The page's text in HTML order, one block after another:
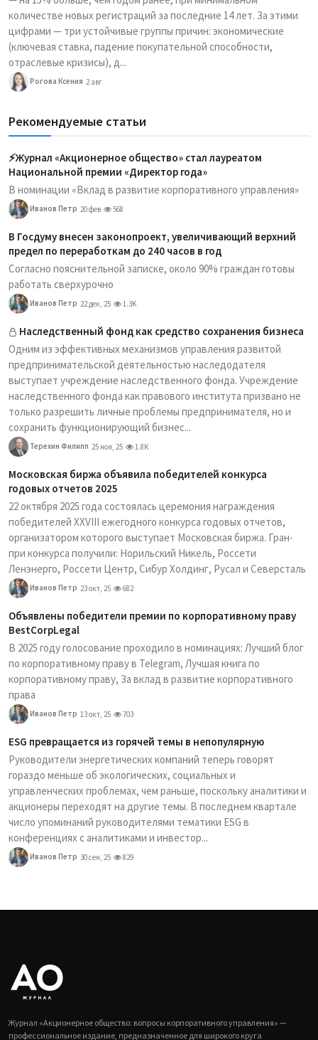
количестве новых регистраций за последние 14 лет. За этими
цифрами — три устойчивые группы причин: экономические
(ключевая ставка, падение покупательной способности,
отраслевые кризисы), д...
Рогова Ксения 2 авг
Рекомендуемые статьи
⚡️Журнал «Акционерное общество» стал лауреатом
Национальной премии «Директор года»
В номинации «Вклад в развитие корпоративного управления»
Иванов Петр 20 фев 568
В Госдуму внесен законопроект, увеличивающий верхний
предел по переработкам до 240 часов в год
Согласно пояснительной записке, около 90% граждан готовы
работать сверхурочно
Иванов Петр 22 дек, 25 1.3K
Наследственный фонд как средство сохранения бизнеса
Одним из эффективных механизмов управления развитой
предпринимательской деятельностью наследодателя
выступает учреждение наследственного фонда. Учреждение
наследственного фонда как правового института призвано не
только разрешить личные проблемы предпринимателя, но и
сохранить функционирующий бизнес...
Терехин Филипп 25 ноя, 25 1.8K
Московская биржа объявила победителей конкурса
годовых отчетов 2025
22 октября 2025 года состоялась церемония награждения
победителей XXVIII ежегодного конкурса годовых отчетов,
организатором которого выступает Московская биржа. Гран-
при конкурса получили: Норильский Никель, Россети
Ленэнерго, Россети Центр, Сибур Холдинг, Русал и Северсталь
Иванов Петр 23 окт, 25 682
Объявлены победители премии по корпоративному праву
BestCorpLegal
В 2025 году голосование проходило в номинациях: Лучший блог
по корпоративному праву в Telegram, Лучшая книга по
корпоративному праву, За вклад в развитие корпоративного
права
Иванов Петр 13 окт, 25 703
ESG превращается из горячей темы в непопулярную
Руководители энергетических компаний теперь говорят
гораздо меньше об экологических, социальных и
управленческих проблемах, чем раньше, поскольку аналитики и
акционеры переходят на другие темы. В последнем квартале
число упоминаний руководителями тематики ESG в
конференциях с аналитиками и инвестор...
Иванов Петр 30 сен, 25 829
Журнал «Акционерное общество: вопросы корпоративного управления» —
профессиональное издание, предназначенное для широкого круга